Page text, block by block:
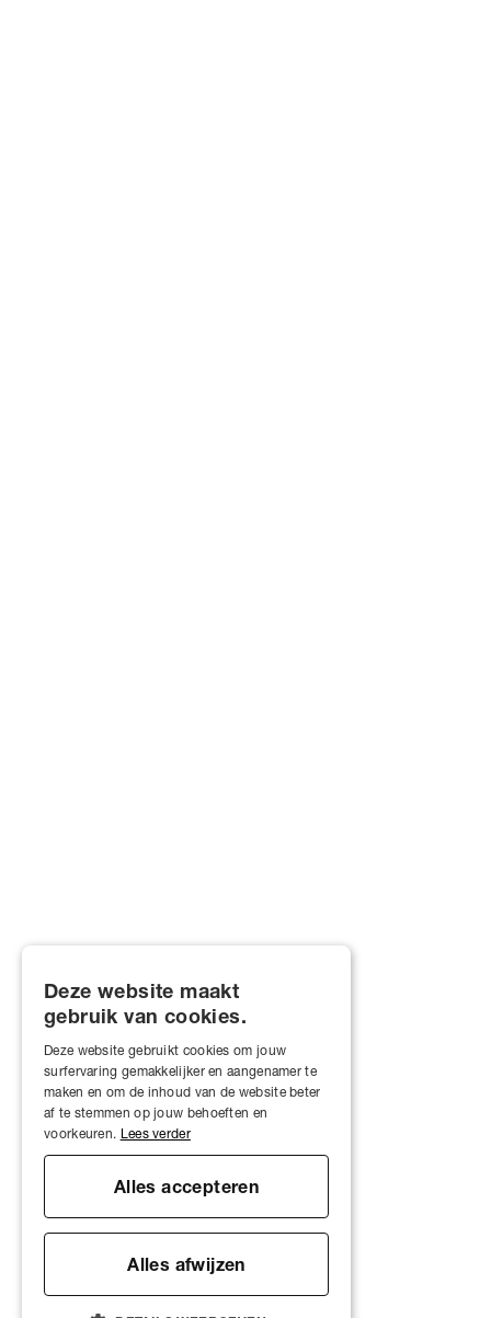
Deze website maakt
gebruik van cookies.
Deze website gebruikt cookies om jouw
surfervaring gemakkelijker en aangenamer te
maken en om de inhoud van de website beter
af te stemmen op jouw behoeften en
voorkeuren. Lees verder
Alles accepteren
Alles afwijzen